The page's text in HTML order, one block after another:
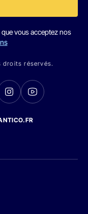
vous acceptez nos
droits réservés.